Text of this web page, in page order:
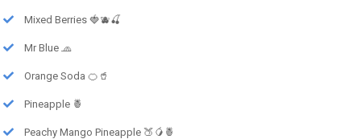
Mixed Berries 🍓🫐🍒
Mr Blue 🧢
Orange Soda 🍊🥤
Pineapple 🍍
Peachy Mango Pineapple 🍑🥭🍍